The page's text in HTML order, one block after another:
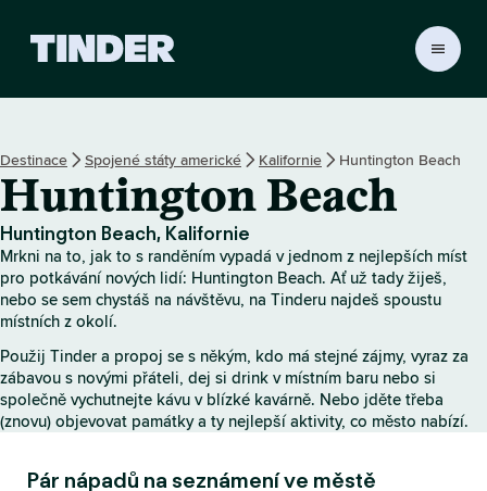
s
k
á
s
t
r
á
a
T
i
n
e
Destinace Spojené státy americké Kalifornie Huntington Beach
Huntington Beach
Huntington Beach, Kalifornie
Mrkni na to, jak to s randěním vypadá v jednom z nejlepších míst
pro potkávání nových lidí: Huntington Beach. Ať už tady žiješ,
nebo se sem chystáš na návštěvu, na Tinderu najdeš spoustu
místních z okolí.
Použij Tinder a propoj se s někým, kdo má stejné zájmy, vyraz za
zábavou s novými přáteli, dej si drink v místním baru nebo si
společně vychutnejte kávu v blízké kavárně. Nebo jděte třeba
(znovu) objevovat památky a ty nejlepší aktivity, co město nabízí.
Pár nápadů na seznámení ve městě